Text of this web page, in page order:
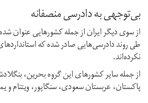
بی‌توجهی به دادرسی منصفانه
از سوی دیگر ایران از جمله کشورهایی عنوان
طی روند دادرسی‌هایی صادر شده که
نکرده‌اند.
از جمله سایر کشورهای این گروه بحرین،
پاکستان، ‌عربستان سعودی، ‌سنگاپور، ‌ویتنام و